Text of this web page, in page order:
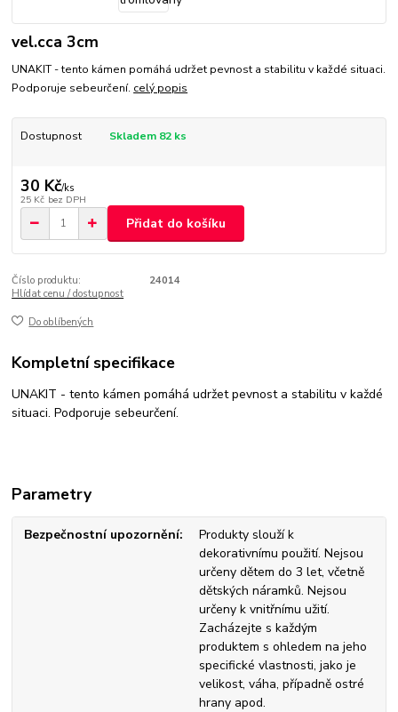
vel.cca 3cm
UNAKIT - tento kámen pomáhá udržet pevnost a stabilitu v každé situaci.
Podporuje sebeurčení. celý popis
Dostupnost Skladem 82 ks
30 Kč/ks
25 Kč bez DPH
Přidat do košíku
Číslo produktu:
24014
Hlídat cenu / dostupnost
Do oblíbených
Kompletní specifikace
UNAKIT - tento kámen pomáhá udržet pevnost a stabilitu v každé
situaci. Podporuje sebeurčení.
Parametry
Bezpečnostní upozornění
Produkty slouží k
dekorativnímu použití. Nejsou
určeny dětem do 3 let, včetně
dětských náramků. Nejsou
určeny k vnitřnímu užití.
Zacházejte s každým
produktem s ohledem na jeho
specifické vlastnosti, jako je
velikost, váha, případně ostré
hrany apod.